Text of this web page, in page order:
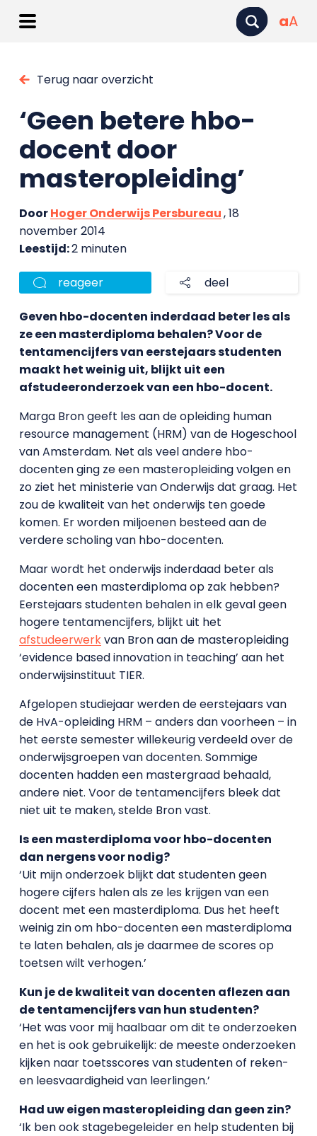
aA
Terug naar overzicht
‘Geen betere hbo-
docent door
masteropleiding’
DoorHoger Onderwijs Persbureau, 18
november 2014
Leestijd:2 minuten
reageer deel
Geven hbo-docenten inderdaad beter les als
ze een masterdiploma behalen? Voor de
tentamencijfers van eerstejaars studenten
maakt het weinig uit, blijkt uit een
afstudeeronderzoek van een hbo-docent.
Marga Bron geeft les aan de opleiding human
resource management (HRM) van de Hogeschool
van Amsterdam. Net als veel andere hbo-
docenten ging ze een masteropleiding volgen en
zo ziet het ministerie van Onderwijs dat graag. Het
zou de kwaliteit van het onderwijs ten goede
komen. Er worden miljoenen besteed aan de
verdere scholing van hbo-docenten.
Maar wordt het onderwijs inderdaad beter als
docenten een masterdiploma op zak hebben?
Eerstejaars studenten behalen in elk geval geen
hogere tentamencijfers, blijkt uit het
afstudeerwerkvan Bron aan de masteropleiding
‘evidence based innovation in teaching’ aan het
onderwijsinstituut TIER.
Afgelopen studiejaar werden de eerstejaars van
de HvA-opleiding HRM – anders dan voorheen – in
het eerste semester willekeurig verdeeld over de
onderwijsgroepen van docenten. Sommige
docenten hadden een mastergraad behaald,
andere niet. Voor de tentamencijfers bleek dat
niet uit te maken, stelde Bron vast.
Is een masterdiploma voor hbo-docenten
dan nergens voor nodig?
‘Uit mijn onderzoek blijkt dat studenten geen
hogere cijfers halen als ze les krijgen van een
docent met een masterdiploma. Dus het heeft
weinig zin om hbo-docenten een masterdiploma
te laten behalen, als je daarmee de scores op
toetsen wilt verhogen.’
Kun je de kwaliteit van docenten aflezen aan
de tentamencijfers van hun studenten?
‘Het was voor mij haalbaar om dit te onderzoeken
en het is ook gebruikelijk: de meeste onderzoeken
kijken naar toetsscores van studenten of reken-
en leesvaardigheid van leerlingen.’
Had uw eigen masteropleiding dan geen zin?
‘Ik ben ook stagebegeleider en help studenten bij